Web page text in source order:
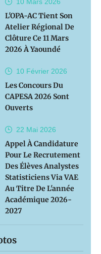
L'OPA-AC Tient Son
Atelier Régional De
Clôture Ce 11 Mars
2026 À Yaoundé
10 Février 2026
Les Concours Du
CAPESA 2026 Sont
Ouverts
22 Mai 2026
Appel À Candidature
Pour Le Recrutement
Des Élèves Analystes
Statisticiens Via VAE
Au Titre De L'année
Académique 2026-
2027